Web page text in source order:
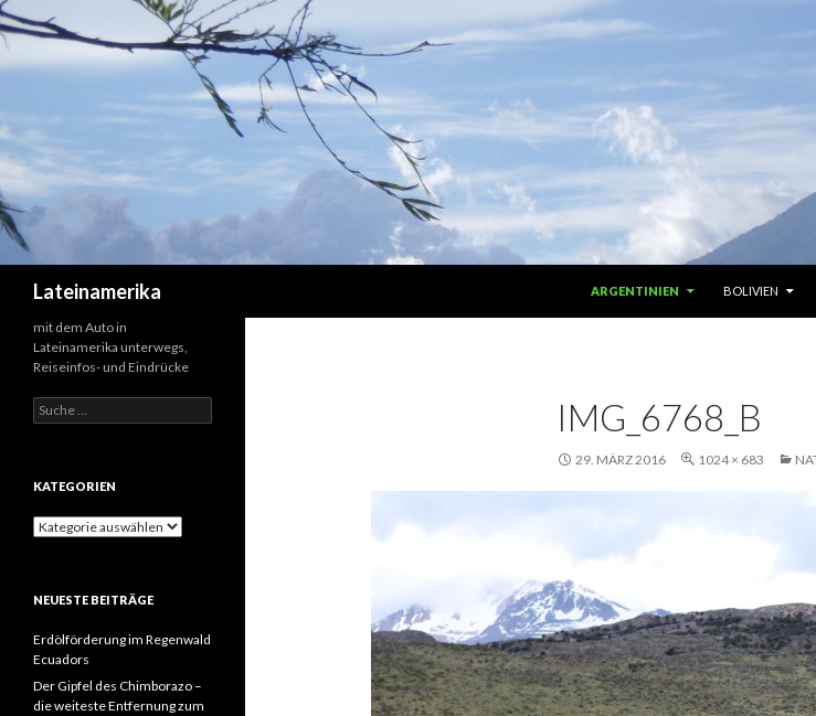
Lateinamerika
ARGENTINIEN
BOLIVIEN
IMG_6768_B
29. MÄRZ 2016 1024 × 683
mit dem Auto in
Lateinamerika unterwegs,
Reiseinfos- und Eindrücke
Suche
nach:
KATEGORIEN
Kategorien
NEUESTE BEITRÄGE
Erdölförderung im Regenwald
Ecuadors
Der Gipfel des Chimborazo –
die weiteste Entfernung zum